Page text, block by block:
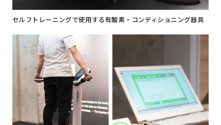
セルフトレーニングで使用する有酸素・コンディショニング器具